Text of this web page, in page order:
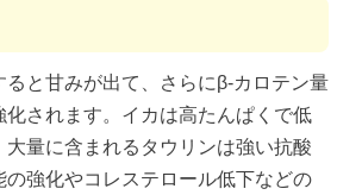
と甘みが出て、さらにβ‐カロテン量
化されます。イカは高たんぱくで低
大量に含まれるタウリンは強い抗酸
強化やコレステロール低下などの